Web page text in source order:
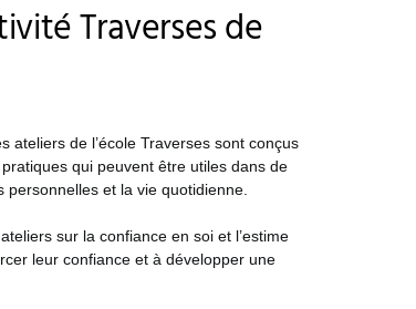
Traverses de
ateliers de l’école Traverses sont conçus
qui peuvent être utiles dans de
et la vie quotidienne.
sur la confiance en soi et l’estime
leur confiance et à développer une